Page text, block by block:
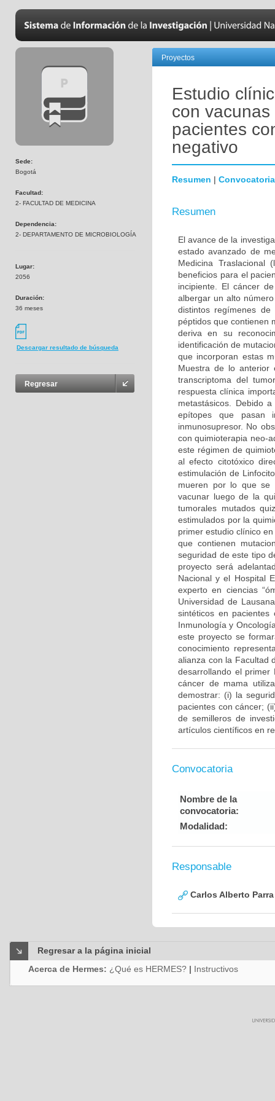
Sede:
Bogotá
Facultad:
2- FACULTAD DE MEDICINA
Dependencia:
2- DEPARTAMENTO DE MICROBIOLOGÍA
Lugar:
2056
Duración:
36 meses
Descargar resultado de búsqueda
Regresar
Proyectos
Estudio
con
pacientes
negativo
Resumen | Convocatoria
Resumen
El avance de la
estado avanzado de
Medicina
beneficios para el
incipiente. El cáncer
albergar un alto
distintos regímenes
péptidos que contienen
deriva en su
identificación de
que incorporan estas
Muestra de lo
transcriptoma del
respuesta clínica
metastásicos. Debido
epítopes que pasan
inmunosupresor. No
con quimioterapia neo-
este régimen de
al efecto citotóxico
estimulación de
mueren por lo que se
vacunar luego de la
tumorales mutados
estimulados por la
primer estudio clínico
que contienen
seguridad de este tipo
proyecto será
Nacional y el Hospital
experto en ciencias
Universidad de
sintéticos en pacientes
Inmunología y
este proyecto se
conocimiento
alianza con la Facultad
desarrollando el primer
cáncer de mama
demostrar: (i) la
pacientes con cáncer;
de semilleros de
artículos científicos en
Convocatoria
Nombre de la
convocatoria:
Modalidad:
Responsable
Carlos Alberto
Regresar a la página inicial
Acerca de Hermes: ¿Qué es HERMES? | Instructivos